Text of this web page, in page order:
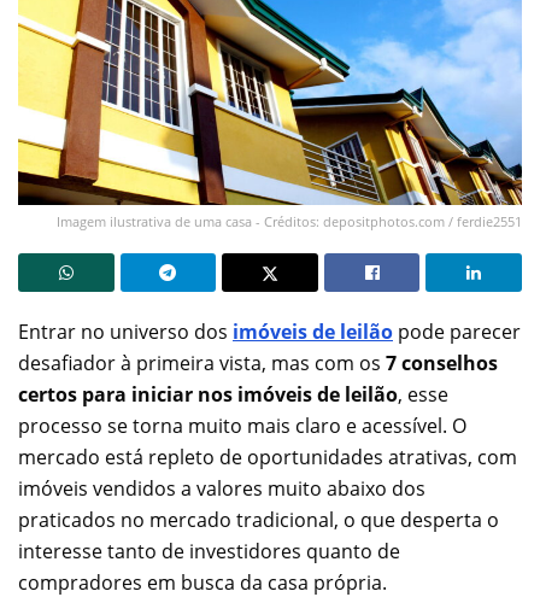
Imagem ilustrativa de uma casa - Créditos: depositphotos.com / ferdie2551
Entrar no universo dos imóveis de leilão pode parecer
desafiador à primeira vista, mas com os 7 conselhos
certos para iniciar nos imóveis de leilão, esse
processo se torna muito mais claro e acessível. O
mercado está repleto de oportunidades atrativas, com
imóveis vendidos a valores muito abaixo dos
praticados no mercado tradicional, o que desperta o
interesse tanto de investidores quanto de
compradores em busca da casa própria.